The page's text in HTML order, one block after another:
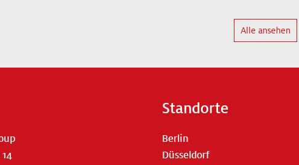
Alle ansehen
Standorte
Berlin
Düsseldorf